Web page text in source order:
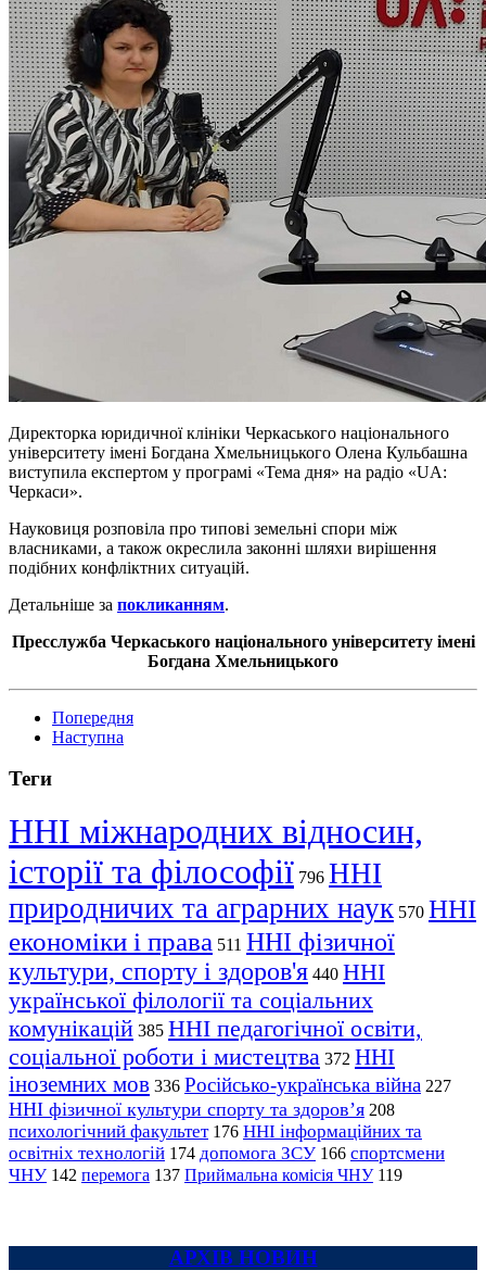
Директорка юридичної клініки Черкаського національного
університету імені Богдана Хмельницького Олена Кульбашна
виступила експертом у програмі «Тема дня» на радіо «UA:
Черкаси».
Науковиця розповіла про типові земельні спори між
власниками, а також окреслила законні шляхи вирішення
подібних конфліктних ситуацій.
Детальніше за покликанням.
Пресслужба Черкаського національного університету імені
Богдана Хмельницького
Попередня
Наступна
Теги
ННІ міжнародних відносин,
історії та філософії 796 ННІ
природничих та аграрних наук 570 ННІ
економіки і права 511 ННІ фізичної
культури, спорту і здоров'я 440 ННІ
української філології та соціальних
комунікацій 385 ННІ педагогічної освіти,
соціальної роботи і мистецтва 372 ННІ
іноземних мов 336 Російсько-українська війна 227
ННІ фізичної культури спорту та здоров’я 208
психологічний факультет 176 ННІ інформаційних та
освітніх технологій 174 допомога ЗСУ 166 спортсмени
ЧНУ 142 перемога 137 Приймальна комісія ЧНУ 119
АРХІВ НОВИН